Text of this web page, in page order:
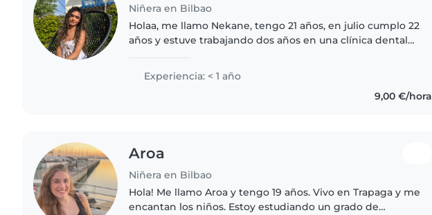
Niñera en Bilbao
Holaa, me llamo Nekane, tengo 21 años, en julio cumplo 22
años y estuve trabajando dos años en una clínica dental
estoy pensado..
Experiencia: < 1 año
9,00 €/hora
Aroa
Niñera en Bilbao
Hola! Me llamo Aroa y tengo 19 años. Vivo en Trapaga y me
encantan los niños. Estoy estudiando un grado de